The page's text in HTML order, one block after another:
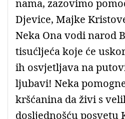
nama, zazovimo
Djevice, Majke
Neka Ona vodi narod
tisućljeća koje će
ih osvjetljava na
ljubavi! Neka
kršćanina da živi s
dosljednošću posvetu